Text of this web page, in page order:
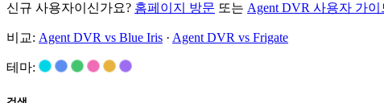
신규 사용자이신가요? 홈페이지 방문 또는 Agent DVR 사용자 가이
비교: Agent DVR vs Blue Iris · Agent DVR vs Frigate
테마: